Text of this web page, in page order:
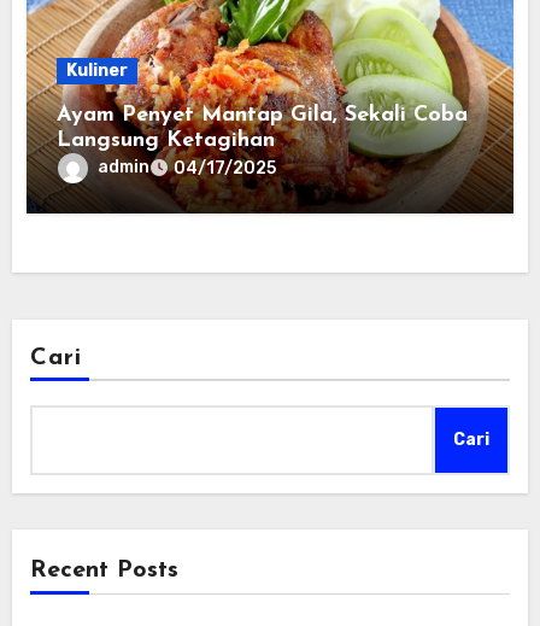
Kuliner
Ayam Penyet Mantap Gila, Sekali Coba
Langsung Ketagihan
admin 04/17/2025
Cari
Cari
Recent Posts